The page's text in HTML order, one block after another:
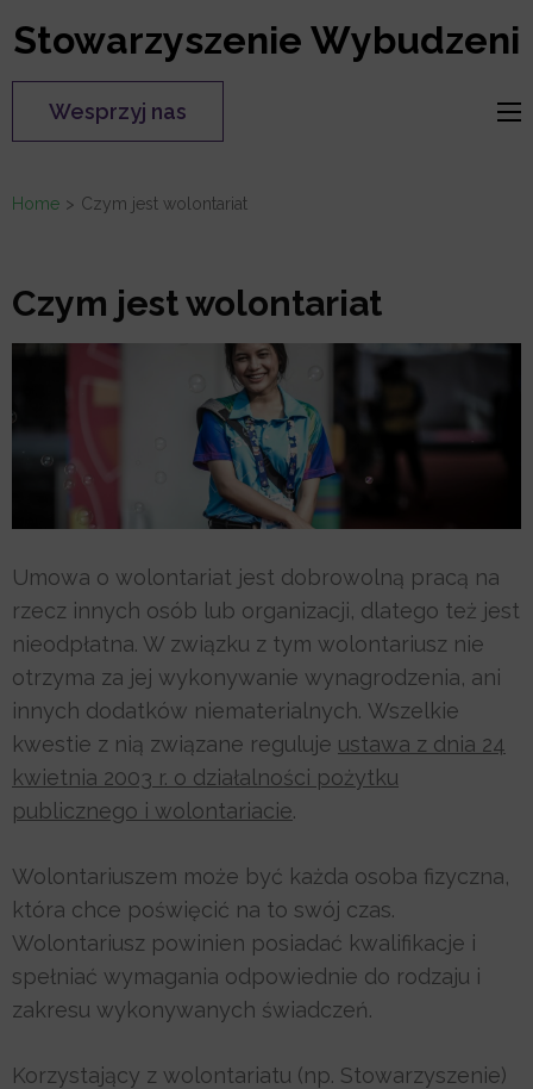
to
content
(Press
Enter)
Stowarzyszenie Wybudzeni
Wesprzyj nas
Home > Czym jest wolontariat
Czym jest wolontariat
Umowa o wolontariat jest dobrowolną pracą na
rzecz innych osób lub organizacji, dlatego też jest
nieodpłatna. W związku z tym wolontariusz nie
otrzyma za jej wykonywanie wynagrodzenia, ani
innych dodatków niematerialnych. Wszelkie
kwestie z nią związane reguluje ustawa z dnia 24
kwietnia 2003 r. o działalności pożytku
publicznego i wolontariacie.
Wolontariuszem może być każda osoba fizyczna,
która chce poświęcić na to swój czas.
Wolontariusz powinien posiadać kwalifikacje i
spełniać wymagania odpowiednie do rodzaju i
zakresu wykonywanych świadczeń.
Korzystający z wolontariatu (np. Stowarzyszenie)